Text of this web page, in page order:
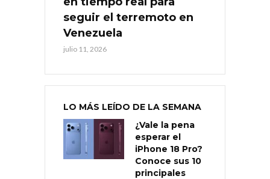
seguir el terremoto en
Venezuela
julio 11, 2026
LO MÁS LEÍDO DE LA SEMANA
¿Vale la pena
esperar el
iPhone 18 Pro?
Conoce sus 10
principales